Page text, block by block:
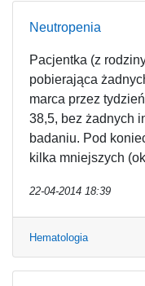
Neutropenia
Pacjentka (z
pobierająca
marca przez
38,5, bez żadnych
badaniu. Pod
kilka mniejszych
22-04-2014 18:39
Hematologia